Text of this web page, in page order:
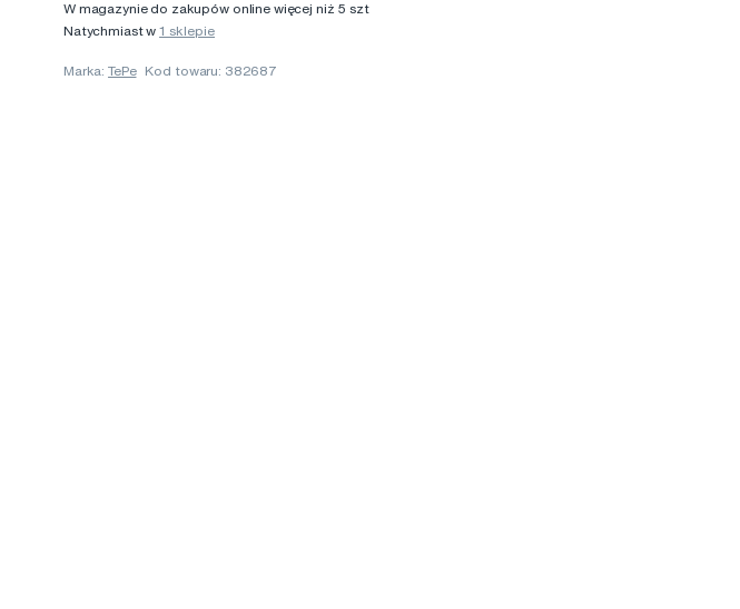
W magazynie do zakupów online więcej niż 5 szt
Natychmiast w1 sklepie
Marka:TePe Kod towaru: 382687